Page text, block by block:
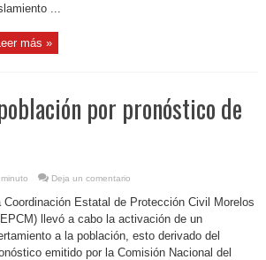
...
Leer más »
por pronóstico de
Deja un comentario
Coordinación Estatal de Protección Civil Morelos
llevó a cabo la activación de un
a la población, esto derivado del
emitido por la Comisión Nacional del